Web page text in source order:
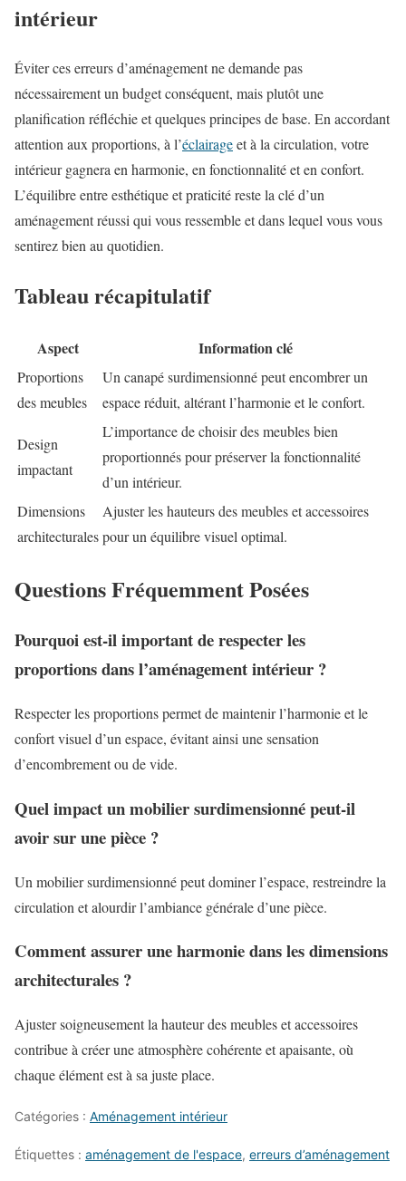
intérieur
Éviter ces erreurs d’aménagement ne demande pas
nécessairement un budget conséquent, mais plutôt une
planification réfléchie et quelques principes de base. En accordant
attention aux proportions, à l’éclairageet à la circulation, votre
intérieur gagnera en harmonie, en fonctionnalité et en confort.
L’équilibre entre esthétique et praticité reste la clé d’un
aménagement réussi qui vous ressemble et dans lequel vous vous
sentirez bien au quotidien.
Tableau récapitulatif
Aspect Information clé
Proportions
des meubles
Un canapé surdimensionné peut encombrer un
espace réduit, altérant l’harmonie et le confort.
Design
impactant
L’importance de choisir des meubles bien
proportionnés pour préserver la fonctionnalité
d’un intérieur.
Dimensions
architecturales
Ajuster les hauteurs des meubles et accessoires
pour un équilibre visuel optimal.
Questions Fréquemment Posées
Pourquoi est-il important de respecter les
proportions dans l’aménagement intérieur ?
Respecter les proportions permet de maintenir l’harmonie et le
confort visuel d’un espace, évitant ainsi une sensation
d’encombrement ou de vide.
Quel impact un mobilier surdimensionné peut-il
avoir sur une pièce ?
Un mobilier surdimensionné peut dominer l’espace, restreindre la
circulation et alourdir l’ambiance générale d’une pièce.
Comment assurer une harmonie dans les dimensions
architecturales ?
Ajuster soigneusement la hauteur des meubles et accessoires
contribue à créer une atmosphère cohérente et apaisante, où
chaque élément est à sa juste place.
Catégories : Aménagement intérieur
Étiquettes : aménagement de l'espace, erreurs d’aménagement